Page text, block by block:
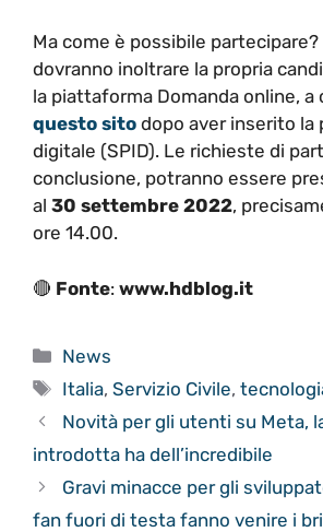
Ma come è possibile
dovranno inoltrare la propria
la piattaforma Domanda online, a
questo sito dopo aver inserito la
digitale (SPID). Le richieste di
conclusione, potranno essere
al 30 settembre 2022,
ore 14.00.
🔴 Fonte: www.hdblog.it
Categorie
News
Tag
Italia,Servizio Civile,
Novità per gli utenti su Meta,
introdotta ha dell’incredibile
Gravi minacce per gli
fan fuori di testa fanno venire i